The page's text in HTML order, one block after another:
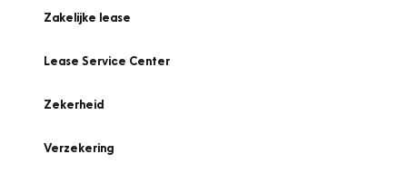
Zakelijke lease
Lease Service Center
Zekerheid
Verzekering